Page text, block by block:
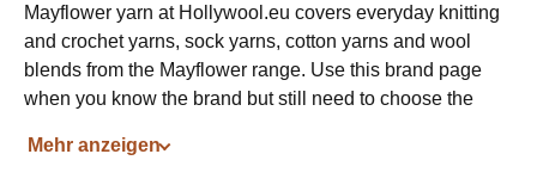
Mayflower yarn at Hollywool.eu covers everyday knitting
and crochet yarns, sock yarns, cotton yarns and wool
blends from the Mayflower range. Use this brand page
when you know the brand but still need to choose the
Mehr anzeigen